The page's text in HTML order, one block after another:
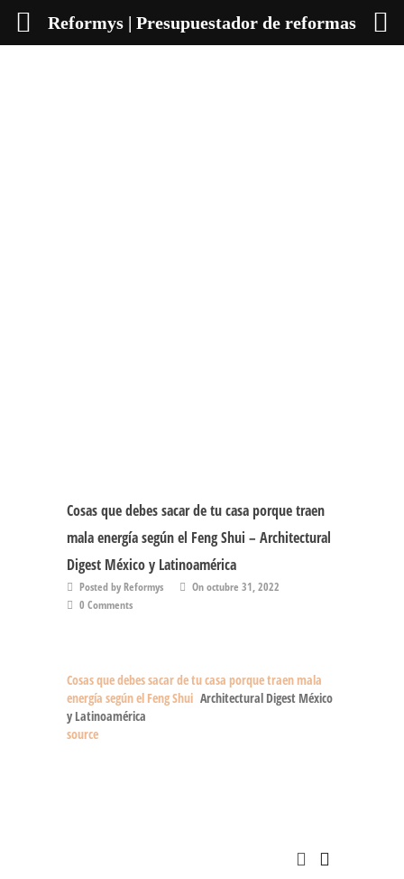
Cosas que debes sacar de tu casa porque traen
mala energía según el Feng Shui – Architectural
Digest México y Latinoamérica
Posted by Reformys
On octubre 31, 2022
0 Comments
Cosas que debes sacar de tu casa porque traen mala
energía según el Feng Shui Architectural Digest México
y Latinoamérica
source
Reformys | Presupuestador de reformas